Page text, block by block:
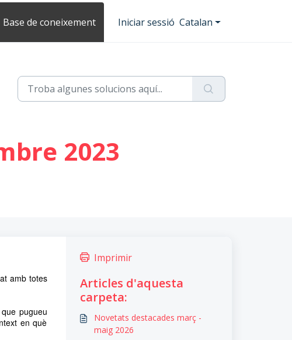
Base de coneixement Iniciar sessió Catalan
2023
amb totes
pugueu
en què
Imprimir
Articles d'aquesta
carpeta:
Novetats destacades març -
maig 2026